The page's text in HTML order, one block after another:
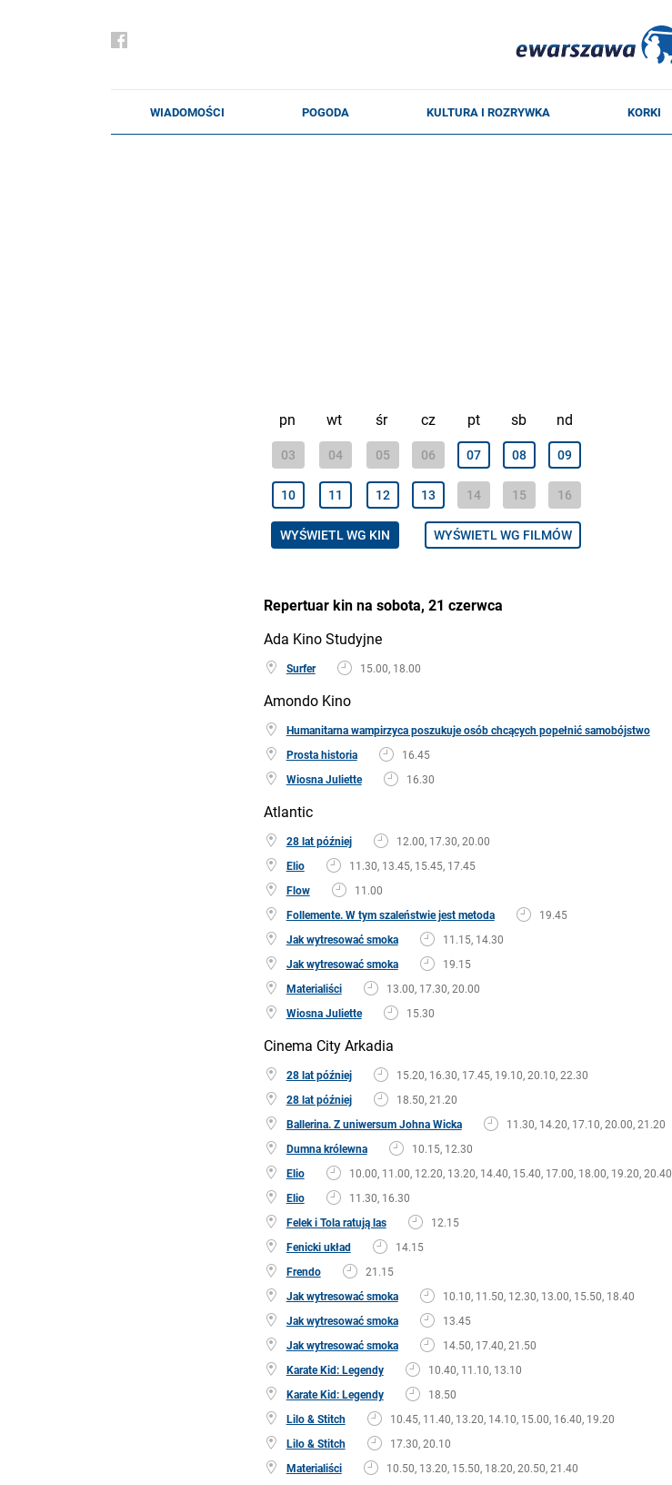
pn wt śr cz pt sb nd
03 04 05 06 07 08 09
10 11 12 13 14 15 16
WYŚWIETL WG KIN WYŚWIETL WG FILMÓW
Repertuar kin na sobota, 21 czerwca
Ada Kino Studyjne
Surfer 15.00, 18.00
Amondo Kino
Humanitarna wampirzyca poszukuje osób chcących popełnić samobójstwo
Prosta historia
16.45
Wiosna Juliette
16.30
Atlantic
28 lat później
12.00, 17.30, 20.00
Elio
11.30, 13.45, 15.45, 17.45
Flow
11.00
Follemente. W tym szaleństwie jest metoda
19.45
Jak wytresować smoka
11.15, 14.30
Jak wytresować smoka
19.15
Materialiści
13.00, 17.30, 20.00
Wiosna Juliette
15.30
Cinema City Arkadia
28 lat później
15.20, 16.30, 17.45, 19.10, 20.10, 22.30
28 lat później
18.50, 21.20
Ballerina. Z uniwersum Johna Wicka
11.30, 14.20, 17.10, 20.00, 21.20
Dumna królewna
10.15, 12.30
Elio
10.00, 11.00, 12.20, 13.20, 14.40, 15.40, 17.00, 18.00, 19.20, 20.40
Elio
11.30, 16.30
Felek i Tola ratują las
12.15
Fenicki układ
14.15
Frendo
21.15
Jak wytresować smoka
10.10, 11.50, 12.30, 13.00, 15.50, 18.40
Jak wytresować smoka
13.45
Jak wytresować smoka
14.50, 17.40, 21.50
Karate Kid: Legendy
10.40, 11.10, 13.10
Karate Kid: Legendy
18.50
Lilo & Stitch
10.45, 11.40, 13.20, 14.10, 15.00, 16.40, 19.20
Lilo & Stitch
17.30, 20.10
Materialiści
10.50, 13.20, 15.50, 18.20, 20.50, 21.40